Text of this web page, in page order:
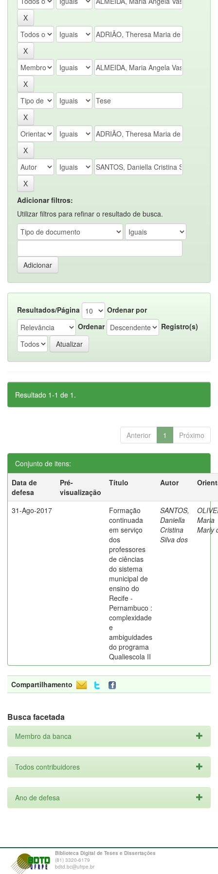
Adicionar filtros:
Utilizar filtros para refinar o resultado de busca.
Resultados/Página
Ordenar por
Ordenar
Registro(s)
Resultado 1-1 de 1.
Anterior 1 Próximo
Conjunto de itens:
Data de
defesa
Pré-
visualização
Título Autor
31-Ago-2017
Formação
continuada
em serviço
dos
professores
de ciências
do sistema
municipal de
ensino do
Recife -
Pernambuco :
complexidade
e
ambiguidades
do programa
Qualiescola II
SANTOS,
Daniella
Cristina
Silva dos
Maria
Marly
Compartilhamento
Busca facetada
Membro da banca
Todos contribuidores
Ano de defesa
Biblioteca Digital de Teses e Dissertações
(81) 3320-6179
bdtd.bc@ufrpe.br